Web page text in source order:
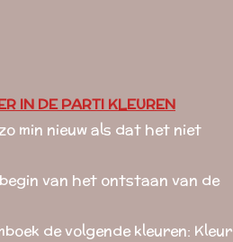
IN DE PARTI KLEUREN
min nieuw als dat het niet
van het ontstaan van de
de volgende kleuren: Kleur